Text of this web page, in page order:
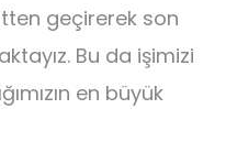
geçirerek son
Bu da işimizi
en büyük